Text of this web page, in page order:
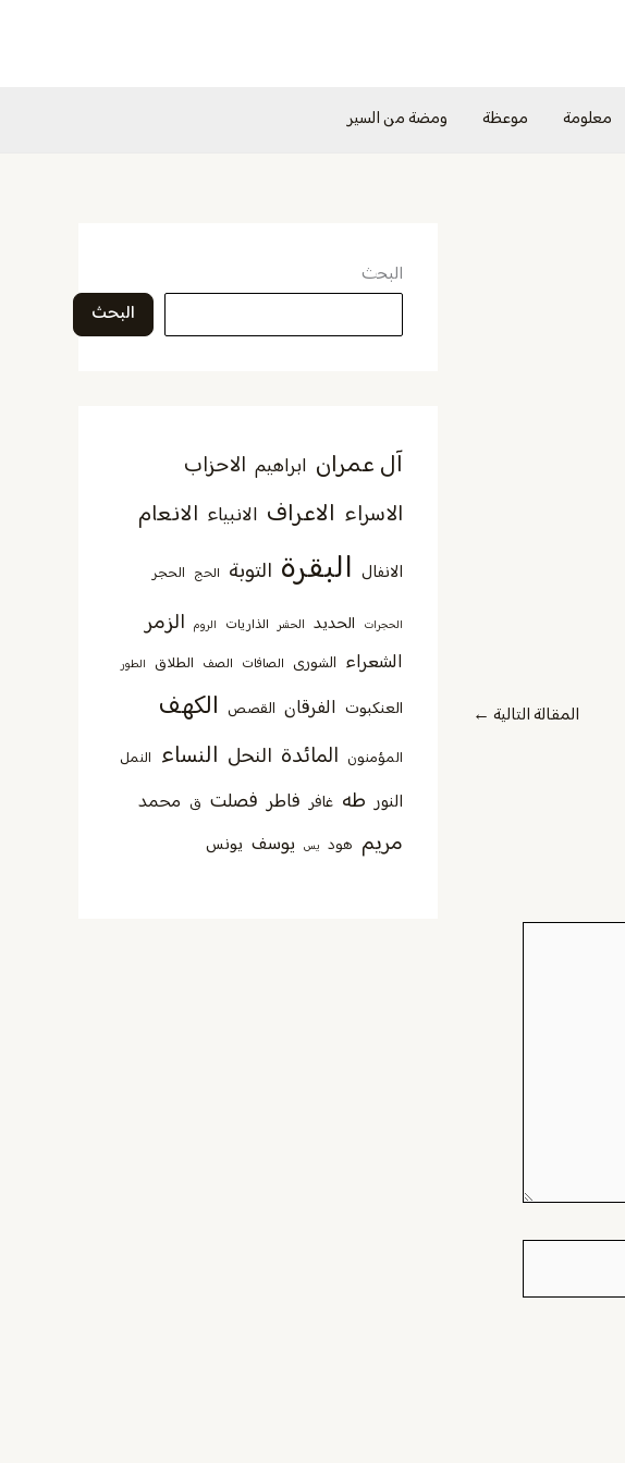
معلومة موعظة ومضة من السير
المقالة التالية ←
البحث
البحث
آل عمران ابراهيم الاحزاب
الاسراء الاعراف الانبياء الانعام
الانفال البقرة التوبة الحج الحجر
الحجرات الحديد الحشر الذاريات الروم الزمر
الشعراء الشورى الصافات الصف الطلاق الطور
العنكبوت الفرقان القصص الكهف
المؤمنون المائدة النحل النساء النمل
النور طه غافر فاطر فصلت ق محمد
مريم هود يس يوسف يونس